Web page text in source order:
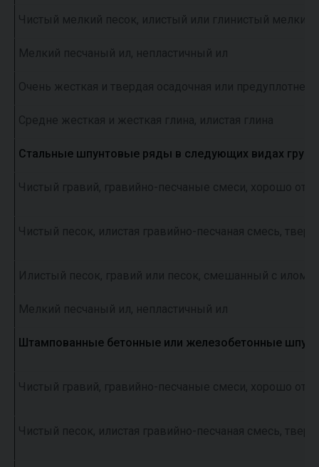
Чистый мелкий песок, илистый или глинистый мелкий
Мелкий песчаный ил, непластичный ил
Очень жесткая и твердая осадочная или
Средне жесткая и жесткая глина, илистая глина
Стальные шпунтовые ряды в следующих видах
Чистый гравий, гравийно-песчаные смеси, хорошо
Чистый песок, илистая гравийно-песчаная смесь,
Илистый песок, гравий или песок, смешанный с илом
Мелкий песчаный ил, непластичный ил
Штампованные бетонные или железобетонные
Чистый гравий, гравийно-песчаные смеси, хорошо
Чистый песок, илистая гравийно-песчаная смесь,